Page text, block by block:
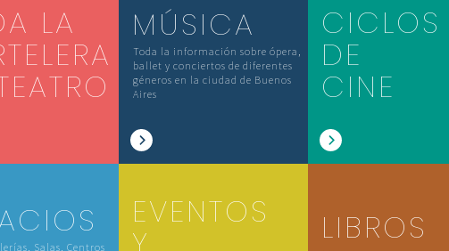
LA MÚSICA
Toda la información sobre ópera,
ballet y conciertos de diferentes
géneros en la ciudad de Buenos
Aires
CICLOS
DE
CINE
Salas, Centros
EVENTOS LIBROS